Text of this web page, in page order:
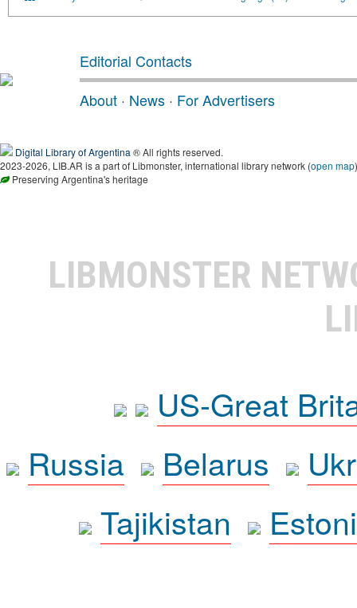
Editorial Contacts
About · News · For Advertisers
Digital Library of Argentina ® All rights reserved.
2023-2026, LIB.AR is a part of Libmonster, international library network (open map)
Preserving Argentina's heritage
LIBMONSTER
US-Great
Russia
Belarus
Tajikistan